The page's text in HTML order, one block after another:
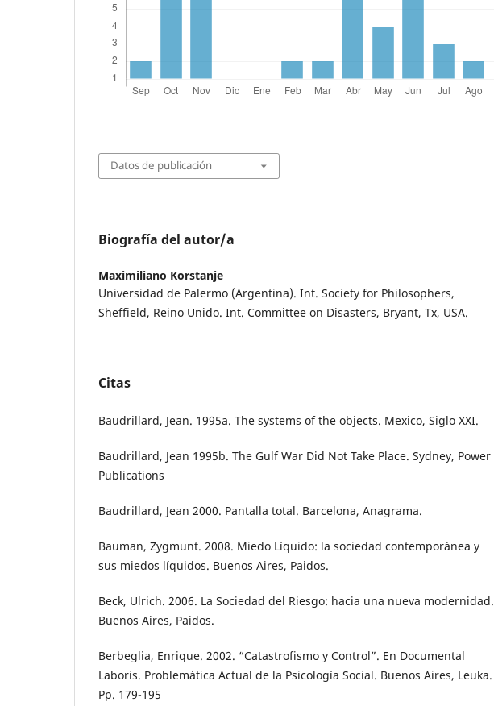
Datos de publicación
Biografía del autor/a
Maximiliano Korstanje
Universidad de Palermo (Argentina). Int. Society for Philosophers,
Sheffield, Reino Unido. Int. Committee on Disasters, Bryant, Tx, USA.
Citas
Baudrillard, Jean. 1995a. The systems of the objects. Mexico, Siglo XXI.
Baudrillard, Jean 1995b. The Gulf War Did Not Take Place. Sydney, Power
Publications
Baudrillard, Jean 2000. Pantalla total. Barcelona, Anagrama.
Bauman, Zygmunt. 2008. Miedo Líquido: la sociedad contemporánea y
sus miedos líquidos. Buenos Aires, Paidos.
Beck, Ulrich. 2006. La Sociedad del Riesgo: hacia una nueva modernidad.
Buenos Aires, Paidos.
Berbeglia, Enrique. 2002. “Catastrofismo y Control”. En Documental
Laboris. Problemática Actual de la Psicología Social. Buenos Aires, Leuka.
Pp. 179-195